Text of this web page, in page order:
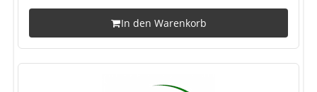
In den Warenkorb